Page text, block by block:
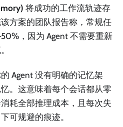
将成功的工作流轨迹存
方案的团队报告称，常规任
，因为 Agent 不需要重新
Agent 没有明确的记忆架
。这意味着每个会话都从零
耗全部推理成本，且每次失
可规避的痕迹。